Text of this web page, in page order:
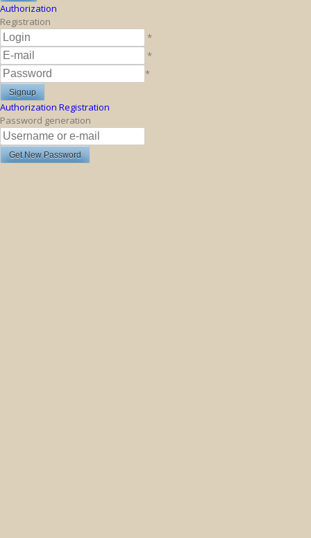
Authorization
Registration
*
*
*
Authorization Registration
Password generation